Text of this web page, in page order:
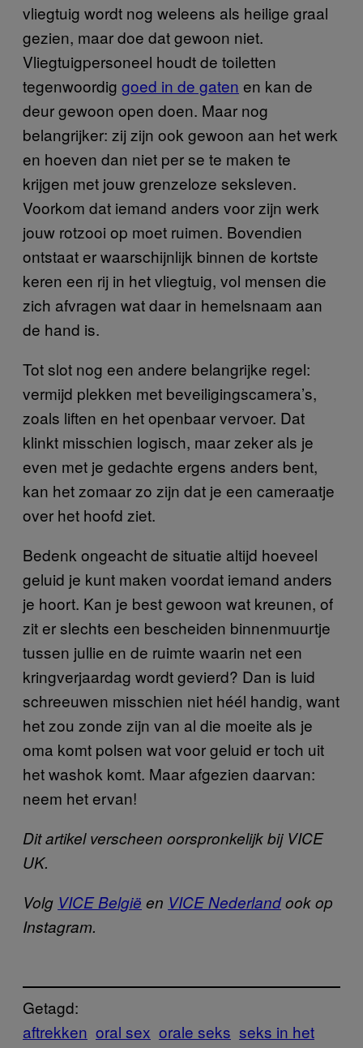
vliegtuig wordt nog weleens als heilige graal
gezien, maar doe dat gewoon niet.
Vliegtuigpersoneel houdt de toiletten
tegenwoordig goed in de gaten en kan de
deur gewoon open doen. Maar nog
belangrijker: zij zijn ook gewoon aan het werk
en hoeven dan niet per se te maken te
krijgen met jouw grenzeloze seksleven.
Voorkom dat iemand anders voor zijn werk
jouw rotzooi op moet ruimen. Bovendien
ontstaat er waarschijnlijk binnen de kortste
keren een rij in het vliegtuig, vol mensen die
zich afvragen wat daar in hemelsnaam aan
de hand is.
Tot slot nog een andere belangrijke regel:
vermijd plekken met beveiligingscamera’s,
zoals liften en het openbaar vervoer. Dat
klinkt misschien logisch, maar zeker als je
even met je gedachte ergens anders bent,
kan het zomaar zo zijn dat je een cameraatje
over het hoofd ziet.
Bedenk ongeacht de situatie altijd hoeveel
geluid je kunt maken voordat iemand anders
je hoort. Kan je best gewoon wat kreunen, of
zit er slechts een bescheiden binnenmuurtje
tussen jullie en de ruimte waarin net een
kringverjaardag wordt gevierd? Dan is luid
schreeuwen misschien niet héél handig, want
het zou zonde zijn van al die moeite als je
oma komt polsen wat voor geluid er toch uit
het washok komt. Maar afgezien daarvan:
neem het ervan!
Dit artikel verscheen oorspronkelijk bij VICE
UK.
Volg VICE België en VICE Nederlandook op
Instagram.
Getagd:
aftrekken oral sex orale seks seks in het